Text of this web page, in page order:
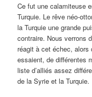
Ce fut une calamiteuse
Turquie. Le rêve néo-
la Turquie une grande
contraire. Nous verrons
réagit à cet échec,
essaient, de différentes
liste d’alliés assez
de la Syrie et la Turquie.